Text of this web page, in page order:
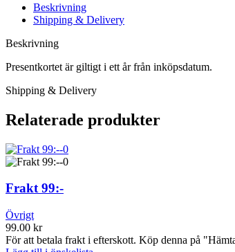
Beskrivning
Shipping & Delivery
Beskrivning
Presentkortet är giltigt i ett år från inköpsdatum.
Shipping & Delivery
Relaterade produkter
Frakt 99:-
Övrigt
99.00 kr
För att betala frakt i efterskott. Köp denna på